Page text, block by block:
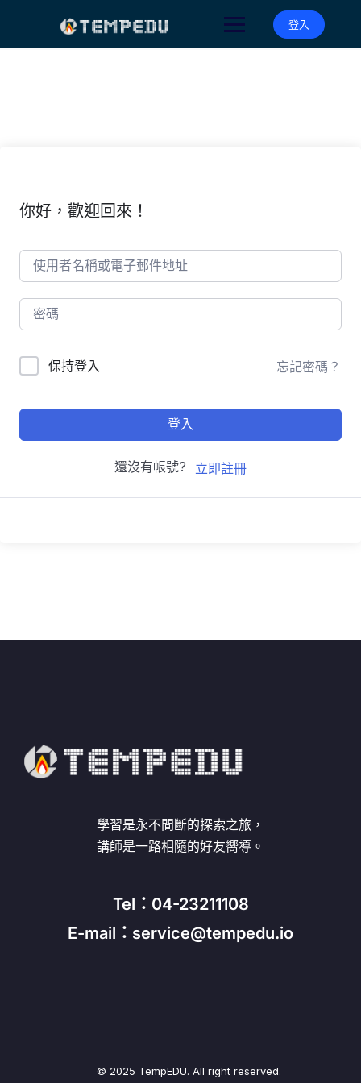
登入
你好，歡迎回來！
保持登入 忘記密碼？
登入
還沒有帳號? 立即註冊
學習是永不間斷的探索之旅，
講師是一路相隨的好友嚮導。
Tel：04-23211108
E-mail：service@tempedu.io
© 2025 TempEDU. All right reserved.